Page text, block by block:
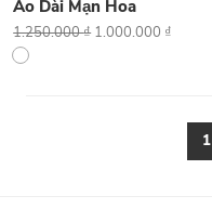
Áo Dài Mạn Hoa
1.250.000₫ 1.000.000 ₫
1